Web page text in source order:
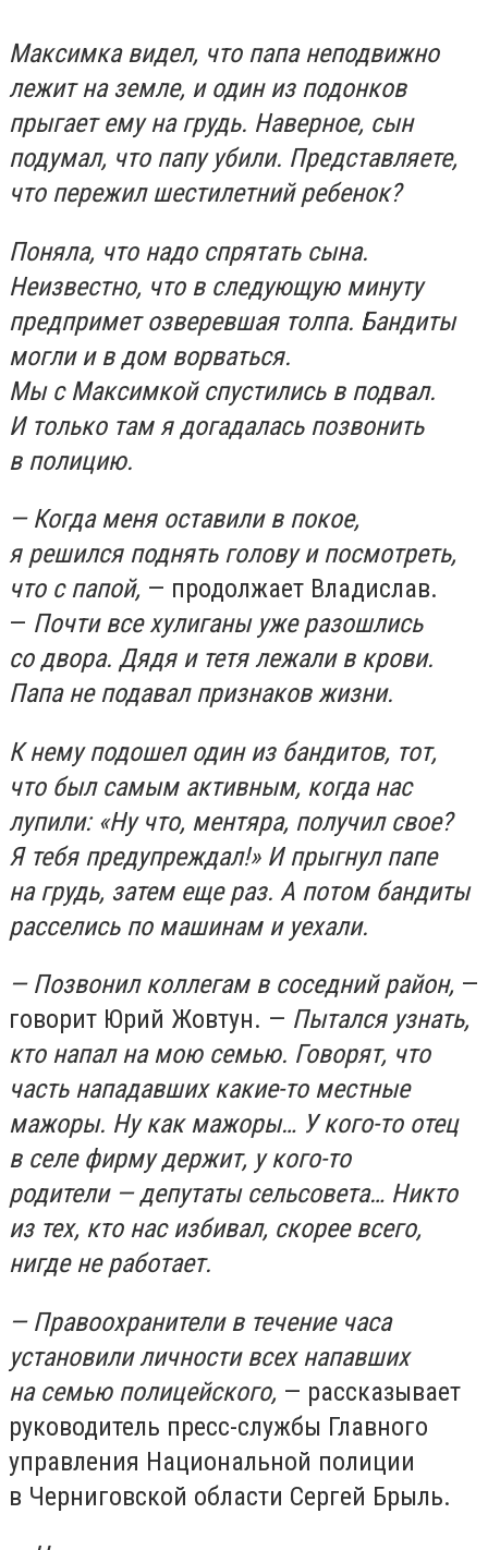
Максимка видел, что папа неподвижно
лежит на земле, и один из подонков
прыгает ему на грудь. Наверное, сын
подумал, что папу убили. Представляете,
что пережил шестилетний ребенок?
Поняла, что надо спрятать сына.
Неизвестно, что в следующую минуту
предпримет озверевшая толпа. Бандиты
могли и в дом ворваться.
Мы с Максимкой спустились в подвал.
И только там я догадалась позвонить
в полицию.
— Когда меня оставили в покое,
я решился поднять голову и посмотреть,
что с папой, — продолжает Владислав.
— Почти все хулиганы уже разошлись
со двора. Дядя и тетя лежали в крови.
Папа не подавал признаков жизни.
К нему подошел один из бандитов, тот,
что был самым активным, когда нас
лупили: «Ну что, ментяра, получил свое?
Я тебя предупреждал!» И прыгнул папе
на грудь, затем еще раз. А потом бандиты
расселись по машинам и уехали.
— Позвонил коллегам в соседний район, —
говорит Юрий Жовтун. — Пытался узнать,
кто напал на мою семью. Говорят, что
часть нападавших какие-то местные
мажоры. Ну как мажоры… У кого-то отец
в селе фирму держит, у кого-то
родители — депутаты сельсовета… Никто
из тех, кто нас избивал, скорее всего,
нигде не работает.
— Правоохранители в течение часа
установили личности всех напавших
на семью полицейского, — рассказывает
руководитель пресс-службы Главного
управления Национальной полиции
в Черниговской области Сергей Брыль.